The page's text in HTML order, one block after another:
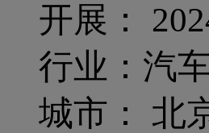
开展：
行业：汽
城市： 北